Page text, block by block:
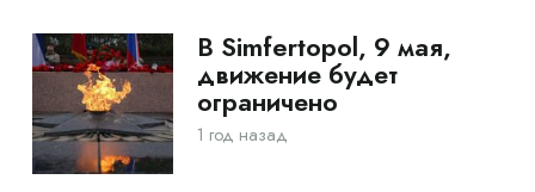
В Simfertopol, 9 мая,
движение будет
ограничено
1 год назад